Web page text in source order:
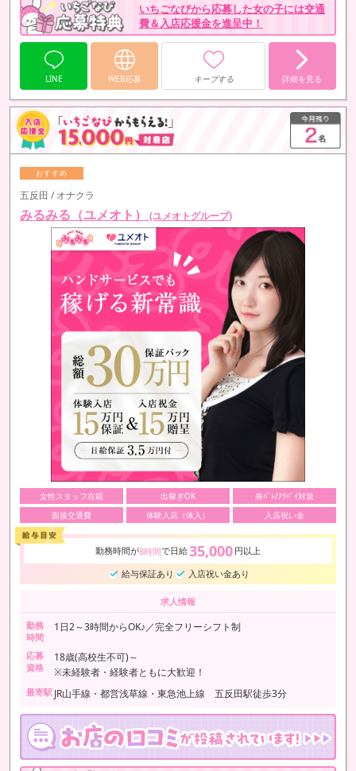
いちごなびから応募した女の子には交通
費＆入店応援金を進呈中！
LINE WEB応募 キープする 詳細を見る
五反田 / オナクラ
みるみる（ユメオト） (ユメオトグループ)
女性スタッフ在籍 出稼ぎOK
身ﾊﾞﾚ/ｱﾘﾊﾞｲ対策
面接交通費
体験入店（体入） 入店祝い金
勤務時間が8時間で日給35,000 円以上
給与保証あり
入店祝い金あり
求人情報
勤務
時間
1日2～3時間からOK♪／完全フリーシフト制
応募
資格
18歳(高校生不可)～
※未経験者・経験者ともに大歓迎！
最寄駅 JR山手線・都営浅草線・東急池上線 五反田駅徒歩3分